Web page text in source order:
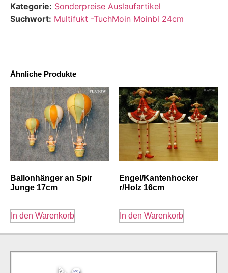
Kategorie: Sonderpreise Auslaufartikel
Suchwort: Multifukt -TuchMoin Moinbl 24cm
Ähnliche Produkte
Ballonhänger an Spir
Junge 17cm
In den Warenkorb
Engel/Kantenhocker
r/Holz 16cm
In den Warenkorb